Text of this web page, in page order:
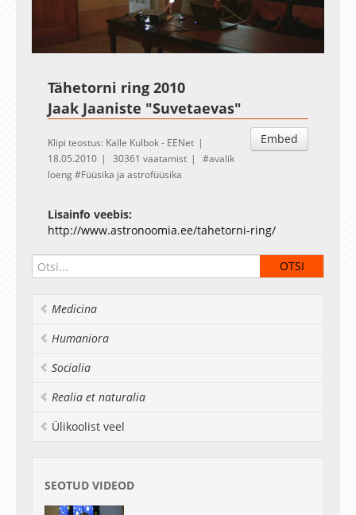
2.52%
Esituskiirused
Tähetorni ring 2010
Jaak Jaaniste "Suvetaevas"
Embed
Klipi teostus: Kalle Kulbok - EENet
18.05.2010
30361 vaatamist
avalik
loeng
Füüsika ja astrofüüsika
Lisainfo veebis:
http://www.astronoomia.ee/tahetorni-ring/
Medicina
Humaniora
Socialia
Realia et naturalia
Ülikoolist veel
SEOTUD VIDEOD